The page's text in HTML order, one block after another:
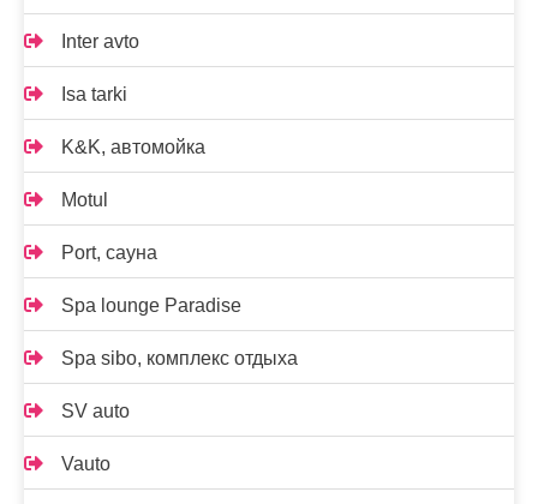
Inter avto
Isa tarki
K&K, автомойка
Motul
Port, сауна
Spa lounge Paradise
Spa sibo, комплекс отдыха
SV auto
Vauto